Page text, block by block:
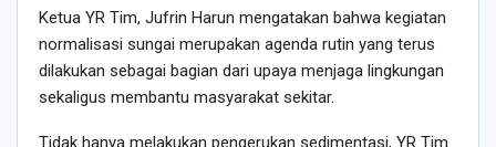
Ketua YR Tim, Jufrin Harun mengatakan bahwa kegiatan
normalisasi sungai merupakan agenda rutin yang terus
dilakukan sebagai bagian dari upaya menjaga lingkungan
sekaligus membantu masyarakat sekitar.
Tidak hanya melakukan pengerukan sedimentasi, YR Tim